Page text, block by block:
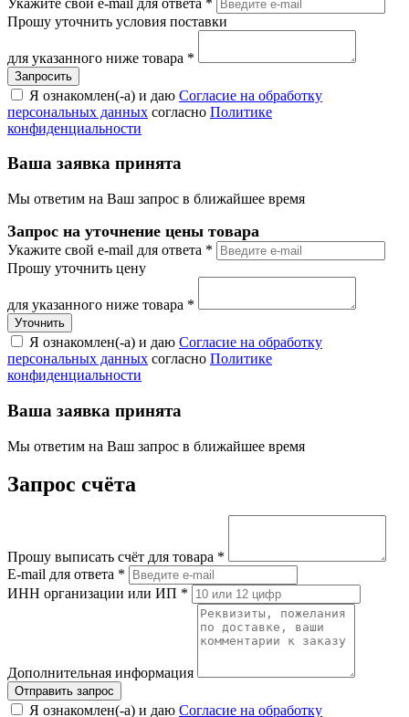
Прошу уточнить условия поставки
для указанного ниже товара *
Я ознакомлен(-а) и даю Согласие на обработку
персональных данных согласно Политике
конфиденциальности
Ваша заявка принята
Мы ответим на Ваш запрос в ближайшее время
Запрос на уточнение цены товара
Укажите свой e-mail для ответа *
Прошу уточнить цену
для указанного ниже товара *
Я ознакомлен(-а) и даю Согласие на обработку
персональных данных согласно Политике
конфиденциальности
Ваша заявка принята
Мы ответим на Ваш запрос в ближайшее время
Запрос счёта
Прошу выписать счёт для товара *
E-mail для ответа *
ИНН организации или ИП *
Дополнительная информация
Я ознакомлен(-а) и даю Согласие на обработку